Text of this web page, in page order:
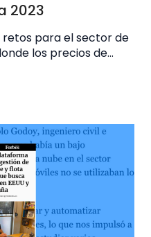
2023
retos para el sector de
los precios de...